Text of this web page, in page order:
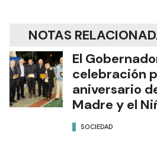
NOTAS
El
celebración
aniversario
Madre y el
SOCIEDAD